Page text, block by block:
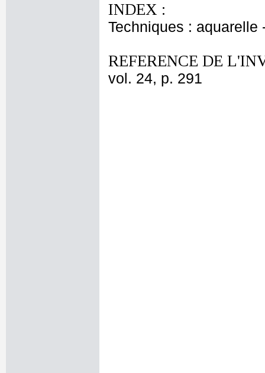
INDEX :
Techniques : aquarelle
REFERENCE DE
vol. 24, p. 291